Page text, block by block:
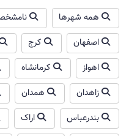
همه شهرها
اصفهان
کرج
اهواز
کرمانشاه
زاهدان
همدان
بندرعباس
اراک